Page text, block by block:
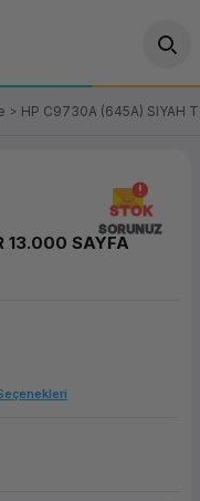
Ürünleri
HP C9730A (645A) SIYAH
STOK
SORUNUZ
13.000 SAYFA